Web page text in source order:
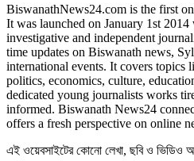
BiswanathNews24.com is the first
It was launched on January 1st
investigative and independent
time updates on Biswanath news,
international events. It covers topics
politics, economics, culture,
dedicated young journalists works
informed. Biswanath News24
offers a fresh perspective on online
এই ওয়েবসাইটের কোনো লেখা, ছবি ও ভিডিও